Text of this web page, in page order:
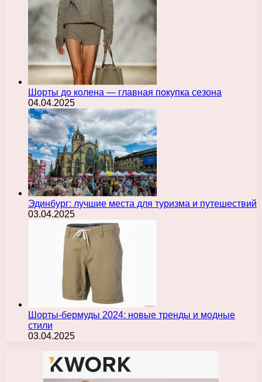
Шорты до колена — главная покупка сезона
04.04.2025
Эдинбург: лучшие места для туризма и путешествий
03.04.2025
Шорты-бермуды 2024: новые тренды и модные
стили
03.04.2025